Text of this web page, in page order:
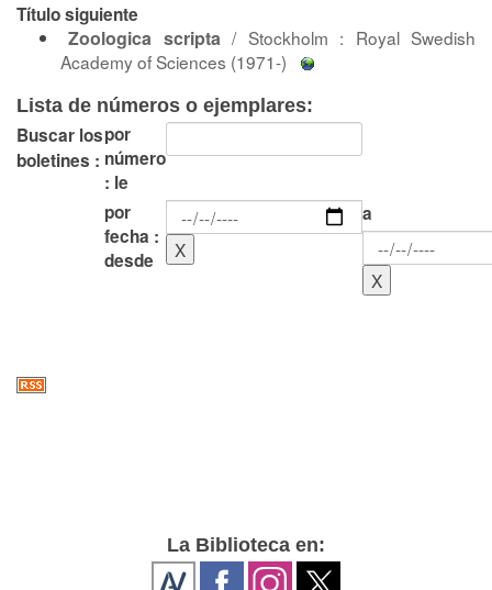
Título siguiente
Zoologica scripta / Stockholm : Royal Swedish
Academy of Sciences (1971-)
Lista de números o ejemplares:
Buscar los
boletines :
por
número
: le
por
fecha :
desde
a
La Biblioteca en: